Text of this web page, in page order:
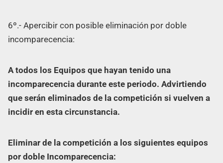
6º.- Apercibir con posible eliminación por doble
incomparecencia:
A todos los Equipos que hayan tenido una
incomparecencia durante este periodo. Advirtiendo
que serán eliminados de la competición si vuelven a
incidir en esta circunstancia.
Eliminar de la competición a los siguientes equipos
por doble Incomparecencia: